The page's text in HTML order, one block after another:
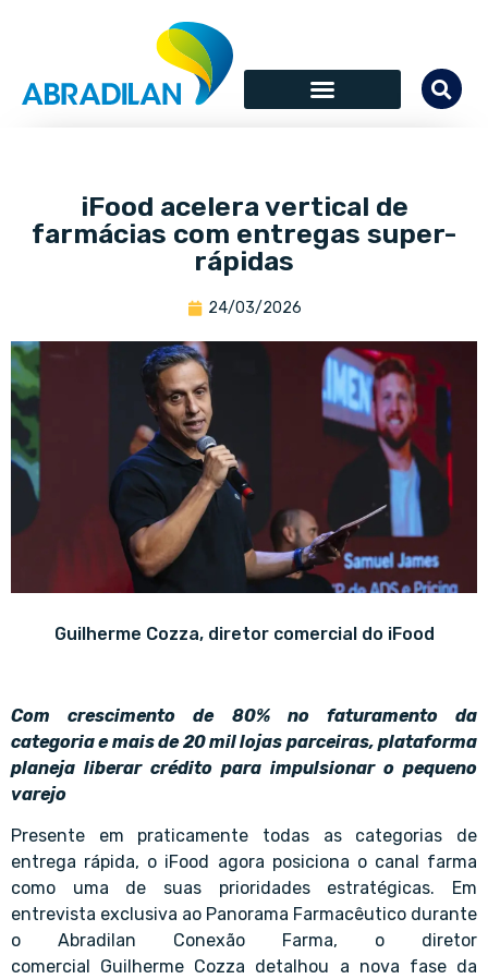
iFood acelera vertical de
farmácias com entregas super-
rápidas
24/03/2026
Guilherme Cozza, diretor comercial do iFood
Com crescimento de 80% no faturamento da
categoria e mais de 20 mil lojas parceiras, plataforma
planeja liberar crédito para impulsionar o pequeno
varejo
Presente em praticamente todas as categorias de
entrega rápida, o iFood agora posiciona o canal farma
como uma de suas prioridades estratégicas. Em
entrevista exclusiva ao Panorama Farmacêutico durante
o Abradilan Conexão Farma, o diretor
comercial Guilherme Cozza detalhou a nova fase da